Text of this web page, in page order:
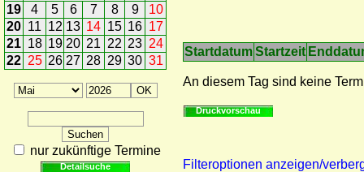
19
4 5 6 7 8 9
10
20 11 12 13 14 15 16 17
21 18 19 20 21 22 23 24
22 25 26 27 28 29 30 31
nur zukünftige Termine
Detailsuche
StartdatumStartzeit
An diesem Tag sind keine
Druckvorschau
Filteroptionen anzeigen/